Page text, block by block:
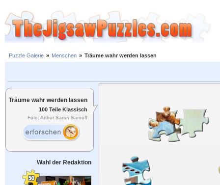
Puzzle Galerie » Menschen » Träume wahr werden lassen
Träume wahr werden lassen
100 Teile Klassisch
Foto: Arthur Saron Sarnoff
Wahl der Redaktion